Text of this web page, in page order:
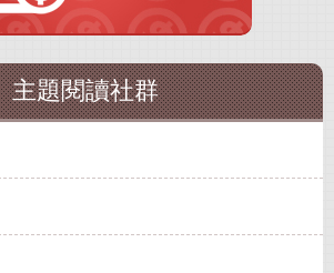
主題閱讀社群